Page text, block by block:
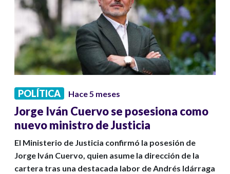
POLÍTICA Hace 5 meses
Jorge Iván Cuervo se posesiona como
nuevo ministro de Justicia
El Ministerio de Justicia confirmó la posesión de
Jorge Iván Cuervo, quien asume la dirección de la
cartera tras una destacada labor de Andrés Idárraga